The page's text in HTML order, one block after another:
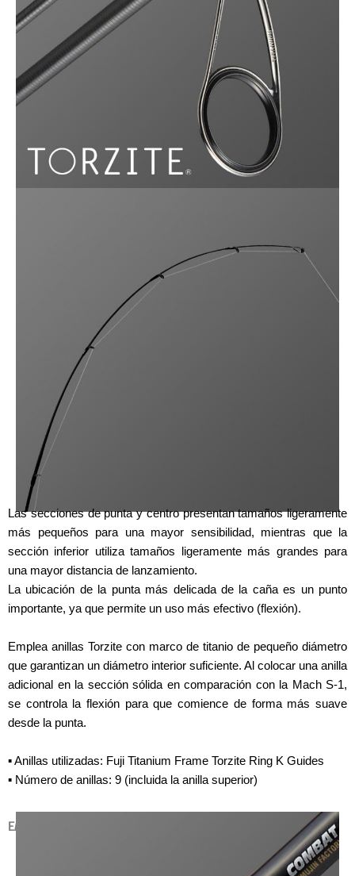
Las secciones de punta y centro presentan tamaños ligeramente
más pequeños para una mayor sensibilidad, mientras que la
sección inferior utiliza tamaños ligeramente más grandes para
una mayor distancia de lanzamiento.
La ubicación de la punta más delicada de la caña es un punto
importante, ya que permite un uso más efectivo (flexión).
Emplea anillas Torzite con marco de titanio de pequeño diámetro
que garantizan un diámetro interior suficiente. Al colocar una anilla
adicional en la sección sólida en comparación con la Mach S-1,
se controla la flexión para que comience de forma más suave
desde la punta.
▪ Anillas utilizadas: Fuji Titanium Frame Torzite Ring K Guides
▪ Número de anillas: 9 (incluida la anilla superior)
EMPUÑADURA DELANTERA